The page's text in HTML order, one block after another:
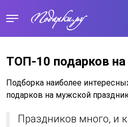
ТОП-10 подарков
Подборка наиболее
подарков на мужской
Праздников много, и